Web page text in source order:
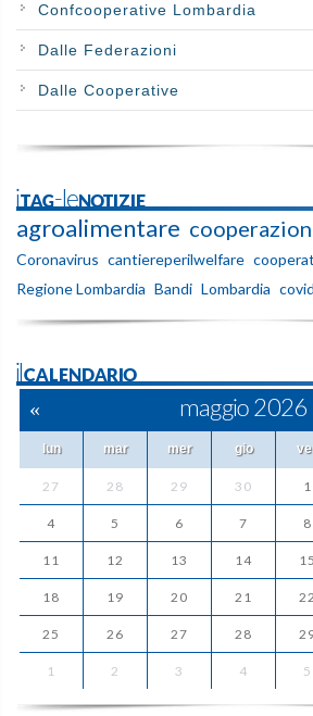
Confcooperative Lombardia
Dalle Federazioni
Dalle Cooperative
iTAG-leNOTIZIE
agroalimentare
Coronavirus cantiereperilwelfare
Regione Lombardia Bandi Lombardia
ilCALENDARIO
« maggio 2026
lun mar mer gio
27 28 29 30 1
4 5 6 7 8
11 12 13 14 15
18 19 20 21 22
25 26 27 28
1 2 3 4 5